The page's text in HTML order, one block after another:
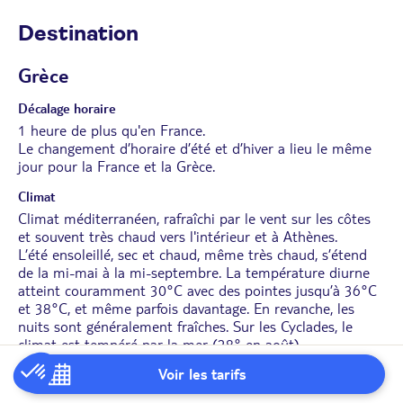
Voir les tarifs
Destination
Grèce
Décalage horaire
1 heure de plus qu'en France.
Le changement d’horaire d’été et d’hiver a lieu le même
jour pour la France et la Grèce.
Climat
Climat méditerranéen, rafraîchi par le vent sur les côtes
et souvent très chaud vers l'intérieur et à Athènes.
L’été ensoleillé, sec et chaud, même très chaud, s’étend
de la mi-mai à la mi-septembre. La température diurne
atteint couramment 30°C avec des pointes jusqu’à 36°C
et 38°C, et même parfois davantage. En revanche, les
nuits sont généralement fraîches. Sur les Cyclades, le
climat est tempéré par la mer (28° en août).
Le printemps et l’automne, où le beau temps alterne avec
les averses, avec des sautes de température, sont des
saisons courtes. Le Dodécanèse et les îles du nord de la